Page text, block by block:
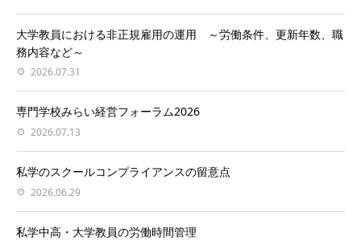
大学教員における非正規雇用の運用 ～労働条件、更新年数、職
務内容など～
2026.07.31
専門学校みらい経営フォーラム2026
2026.07.13
私学のスクールコンプライアンスの留意点
2026.06.29
私学中高・大学教員の労働時間管理